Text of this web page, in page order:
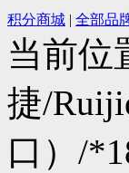
积分商城 | 全部品
当前位
捷/
口）/